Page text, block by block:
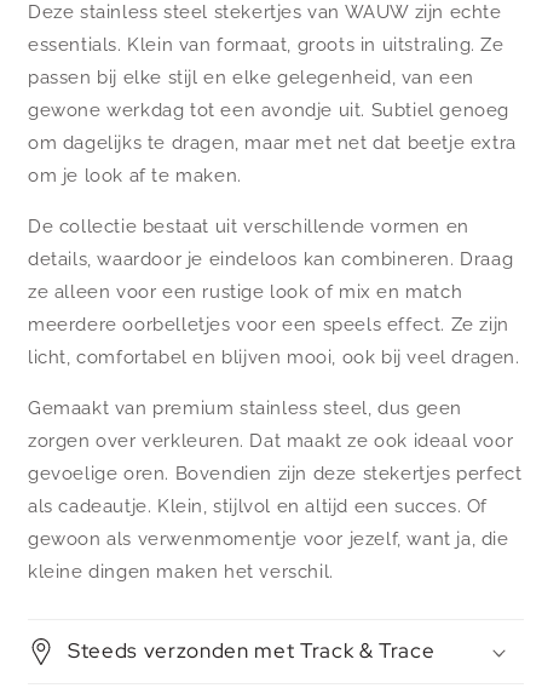
Deze stainless steel stekertjes van WAUW zijn echte
essentials. Klein van formaat, groots in uitstraling. Ze
passen bij elke stijl en elke gelegenheid, van een
gewone werkdag tot een avondje uit. Subtiel genoeg
om dagelijks te dragen, maar met net dat beetje extra
om je look af te maken.
De collectie bestaat uit verschillende vormen en
details, waardoor je eindeloos kan combineren. Draag
ze alleen voor een rustige look of mix en match
meerdere oorbelletjes voor een speels effect. Ze zijn
licht, comfortabel en blijven mooi, ook bij veel dragen.
Gemaakt van premium stainless steel, dus geen
zorgen over verkleuren. Dat maakt ze ook ideaal voor
gevoelige oren. Bovendien zijn deze stekertjes perfect
als cadeautje. Klein, stijlvol en altijd een succes. Of
gewoon als verwenmomentje voor jezelf, want ja, die
kleine dingen maken het verschil.
Steeds verzonden met Track & Trace